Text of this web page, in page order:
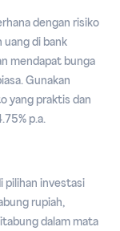
dengan risiko
uang di bank
mendapat bunga
Gunakan
yang praktis dan
p.a.
pilihan investasi
rupiah,
dalam mata